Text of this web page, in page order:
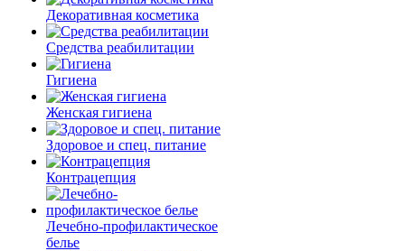
Декоративная косметика
Средства реабилитации
Гигиена
Женская гигиена
Здоровое и спец. питание
Контрацепция
Лечебно-профилактическое
белье